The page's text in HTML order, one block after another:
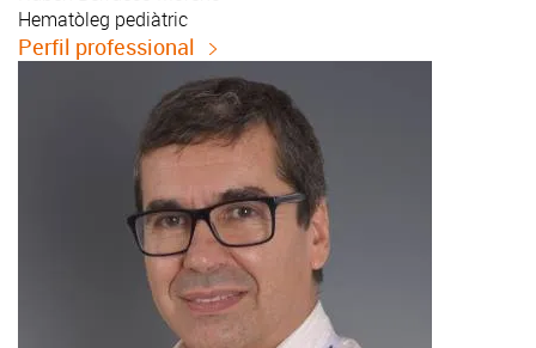
Hematòleg pediàtric
Perfil professional